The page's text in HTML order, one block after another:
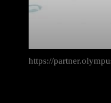
https://